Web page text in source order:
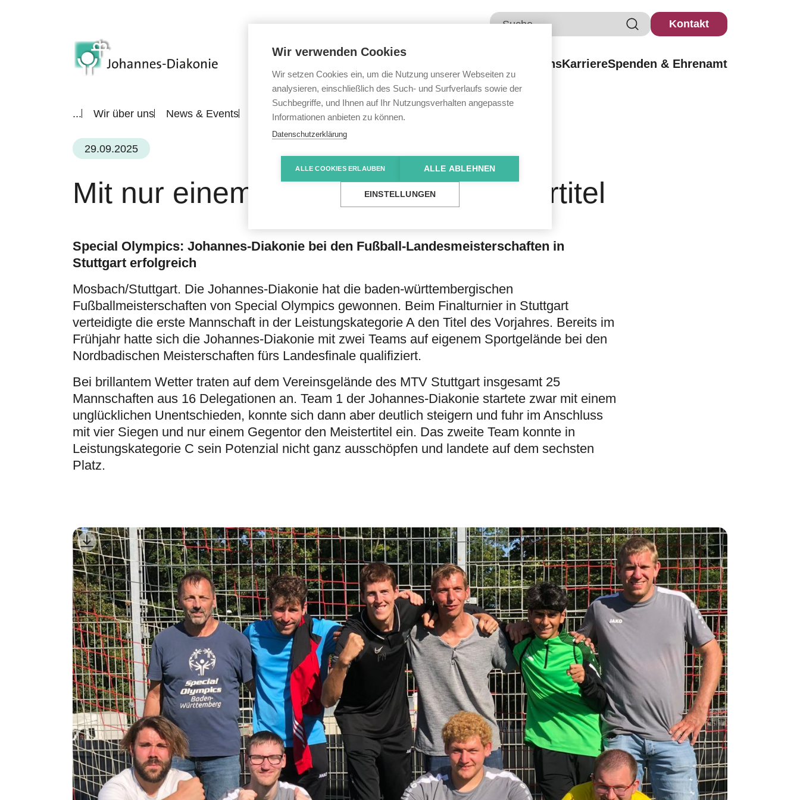
Kontakt
Wir über unsKarriereSpenden & Ehrenamt
... Wir über uns News & Events Alle News Mit nur einem Gegentor zum Meistertitel
29.09.2025
Mit nur einem Gegentor zum Meistertitel
Special Olympics: Johannes-Diakonie bei den Fußball-Landesmeisterschaften in
Stuttgart erfolgreich
Mosbach/Stuttgart. Die Johannes-Diakonie hat die baden-württembergischen
Fußballmeisterschaften von Special Olympics gewonnen. Beim Finalturnier in Stuttgart
verteidigte die erste Mannschaft in der Leistungskategorie A den Titel des Vorjahres. Bereits im
Frühjahr hatte sich die Johannes-Diakonie mit zwei Teams auf eigenem Sportgelände bei den
Nordbadischen Meisterschaften fürs Landesfinale qualifiziert.
Bei brillantem Wetter traten auf dem Vereinsgelände des MTV Stuttgart insgesamt 25
Mannschaften aus 16 Delegationen an. Team 1 der Johannes-Diakonie startete zwar mit einem
unglücklichen Unentschieden, konnte sich dann aber deutlich steigern und fuhr im Anschluss
mit vier Siegen und nur einem Gegentor den Meistertitel ein. Das zweite Team konnte in
Leistungskategorie C sein Potenzial nicht ganz ausschöpfen und landete auf dem sechsten
Platz.
Wir verwenden Cookies
Wir setzen Cookies ein, um die Nutzung unserer Webseiten zu
analysieren, einschließlich des Such- und Surfverlaufs sowie der
Suchbegriffe, und Ihnen auf Ihr Nutzungsverhalten angepasste
Informationen anbieten zu können.
Datenschutzerklärung
ALLE COOKIES ERLAUBEN ALLE ABLEHNEN
EINSTELLUNGEN